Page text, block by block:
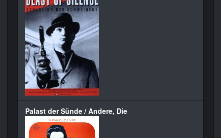
Palast der Sünde / Andere, Die